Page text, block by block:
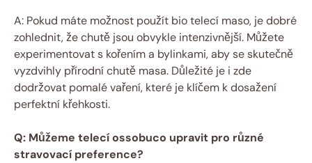
A: Pokud máte možnost použít bio telecí maso, je dobré
zohlednit, že chutě jsou obvykle intenzivnější. Můžete
experimentovat s kořením a bylinkami, aby se skutečně
vyzdvihly přírodní chutě masa. Důležité je i zde
dodržovat pomalé vaření, které je klíčem k dosažení
perfektní křehkosti.
Q: Můžeme telecí ossobuco upravit pro různé
stravovací preference?